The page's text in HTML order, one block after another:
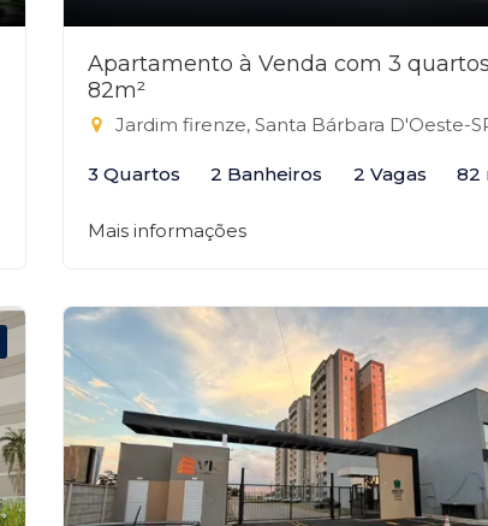
Apartamento à Venda com 3
82m²
Jardim firenze, Santa Bárbara D'Oeste-
3 Quartos 2 Banheiros 2 Vagas 82
Mais informações